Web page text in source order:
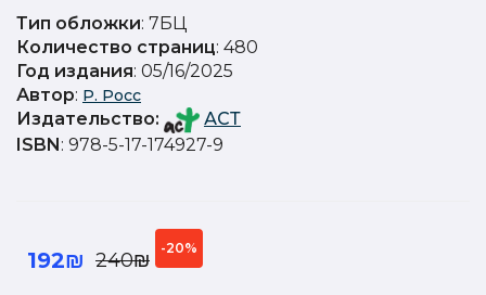
Тип обложки: 7БЦ
Количество страниц: 480
Год издания: 05/16/2025
Автор: Р. Росс
Издательство:
АСТ
ISBN: 978-5-17-174927-9
192₪ 240₪
-20%